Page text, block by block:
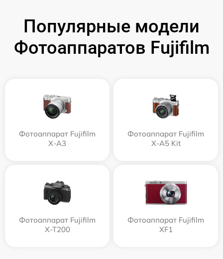
Популярные модели
Фотоаппаратов Fujifilm
Фотоаппарат Fujifilm
X-A3
Фотоаппарат Fujifilm
X-A5 Kit
Фотоаппарат Fujifilm
X-T200
Фотоаппарат Fujifilm
XF1